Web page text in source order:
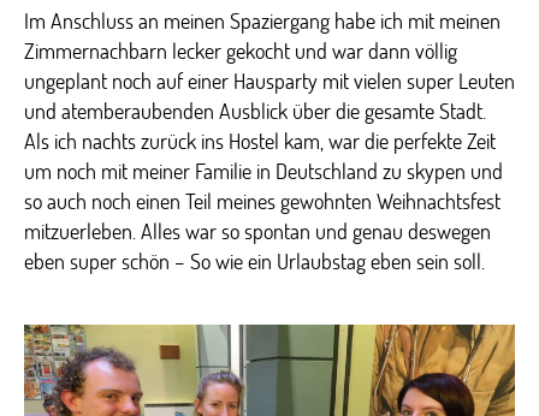
Im Anschluss an meinen Spaziergang habe ich mit meinen
Zimmernachbarn lecker gekocht und war dann völlig
ungeplant noch auf einer Hausparty mit vielen super Leuten
und atemberaubenden Ausblick über die gesamte Stadt.
Als ich nachts zurück ins Hostel kam, war die perfekte Zeit
um noch mit meiner Familie in Deutschland zu skypen und
so auch noch einen Teil meines gewohnten Weihnachtsfest
mitzuerleben. Alles war so spontan und genau deswegen
eben super schön – So wie ein Urlaubstag eben sein soll.